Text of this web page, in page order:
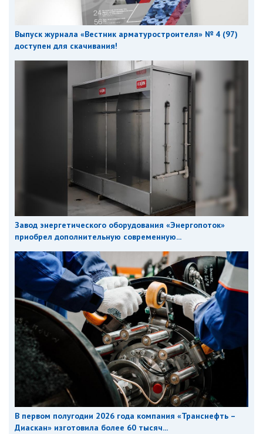
Выпуск журнала «Вестник арматуростроителя» № 4 (97)
доступен для скачивания!
Завод энергетического оборудования «Энергопоток»
приобрел дополнительную современную...
В первом полугодии 2026 года компания «Транснефть –
Диаскан» изготовила более 60 тысяч...